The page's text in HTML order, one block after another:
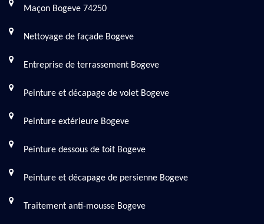
Maçon Bogeve 74250
Nettoyage de façade Bogeve
Entreprise de terrassement Bogeve
Peinture et décapage de volet Bogeve
Peinture extérieure Bogeve
Peinture dessous de toit Bogeve
Peinture et décapage de persienne Bogeve
Traitement anti-mousse Bogeve